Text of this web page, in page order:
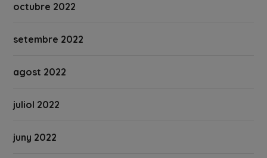
octubre 2022
setembre 2022
agost 2022
juliol 2022
juny 2022